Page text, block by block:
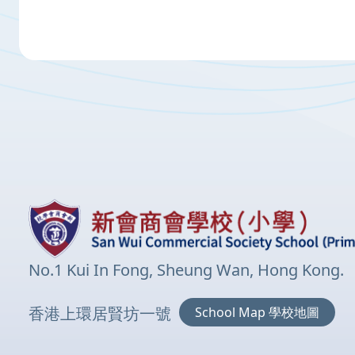
No.1 Kui In Fong, Sheung Wan, Hong Kong.
香港上環居賢坊一號 School Map 學校地圖